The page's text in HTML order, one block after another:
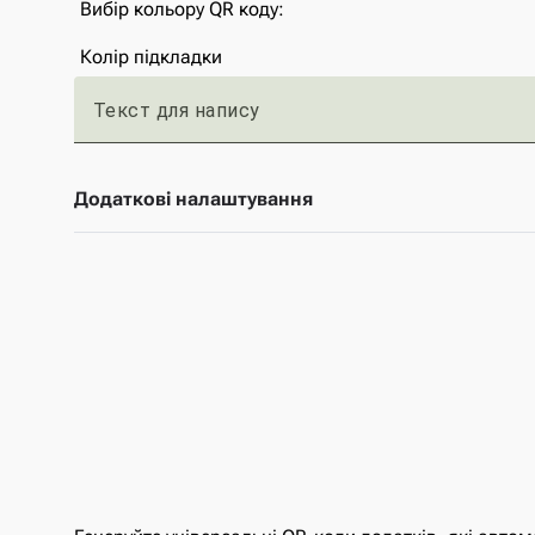
Вибір кольору QR коду:
Колір підкладки
Текст для напису
Додаткові налаштування